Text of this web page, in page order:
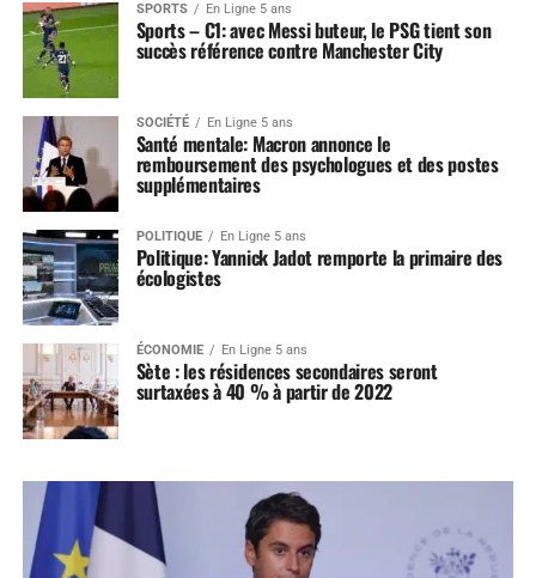
SPORTS En Ligne 5 ans
Sports – C1: avec Messi buteur, le PSG tient son
succès référence contre Manchester City
SOCIÉTÉ En Ligne 5 ans
Santé mentale: Macron annonce le
remboursement des psychologues et des postes
supplémentaires
POLITIQUE En Ligne 5 ans
Politique: Yannick Jadot remporte la primaire des
écologistes
ÉCONOMIE En Ligne 5 ans
Sète : les résidences secondaires seront
surtaxées à 40 % à partir de 2022